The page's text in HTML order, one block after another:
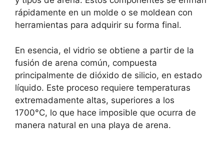
rápidamente en un molde o se moldean con
herramientas para adquirir su forma final.
En esencia, el vidrio se obtiene a partir de la
fusión de arena común, compuesta
principalmente de dióxido de silicio, en estado
líquido. Este proceso requiere temperaturas
extremadamente altas, superiores a los
1700°C, lo que hace imposible que ocurra de
manera natural en una playa de arena.